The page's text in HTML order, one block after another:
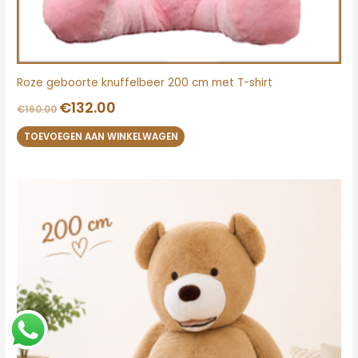
Roze geboorte knuffelbeer 200 cm met T-shirt
€160.00 €132.00
TOEVOEGEN AAN WINKELWAGEN
€188.00.
€145.00.